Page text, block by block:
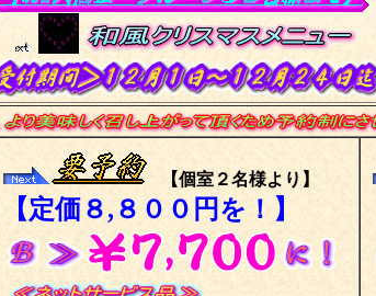
【個室２名様より】
【定価８,８００円を！】